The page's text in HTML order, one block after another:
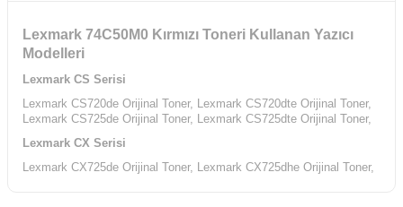
Lexmark 74C50M0 Kırmızı Toneri Kullanan Yazıcı
Modelleri
Lexmark CS Serisi
Lexmark CS720de Orijinal Toner, Lexmark CS720dte Orijinal Toner,
Lexmark CS725de Orijinal Toner, Lexmark CS725dte Orijinal Toner,
Lexmark CX Serisi
Lexmark CX725de Orijinal Toner, Lexmark CX725dhe Orijinal Toner,